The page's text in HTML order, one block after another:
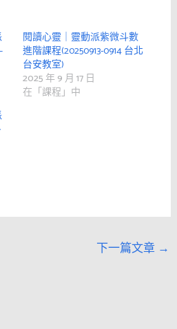
閱讀心靈｜靈動派紫微斗數
進階課程(20250913-0914 台北
台安教室)
2025 年 9 月 17 日
在「課程」中
下一篇文章 →